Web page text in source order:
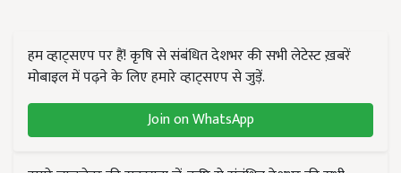
हम व्हाट्सएप पर हैं! कृषि से संबंधित देशभर की सभी लेटेस्ट ख़बरें
मोबाइल में पढ़ने के लिए हमारे व्हाट्सएप से जुड़ें.
Join on WhatsApp